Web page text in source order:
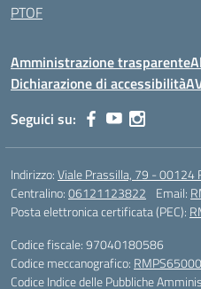
PTOF
Amministrazione trasparente
Dichiarazione di accessibilità
Seguici su:
Indirizzo:Viale Prassilla, 79 - 00124
Centralino:06121123822 Email:
Posta elettronica certificata (PEC):
Codice fiscale: 97040180586
Codice meccanografico:
Codice Indice delle Pubbliche